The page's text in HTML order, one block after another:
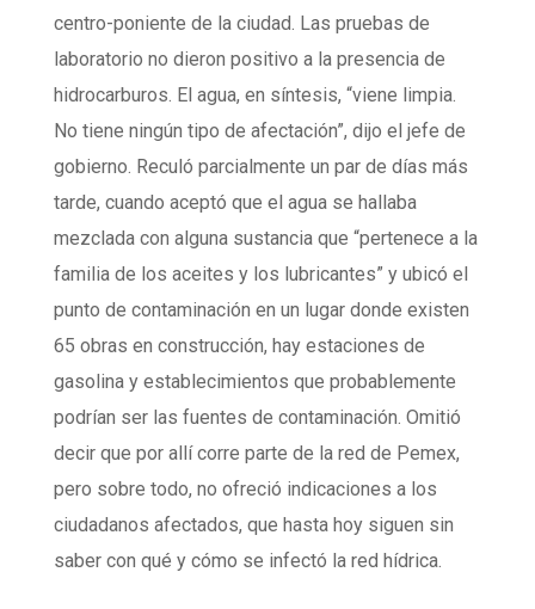
centro-poniente de la ciudad. Las pruebas de
laboratorio no dieron positivo a la presencia de
hidrocarburos. El agua, en síntesis, “viene limpia.
No tiene ningún tipo de afectación”, dijo el jefe de
gobierno. Reculó parcialmente un par de días más
tarde, cuando aceptó que el agua se hallaba
mezclada con alguna sustancia que “pertenece a la
familia de los aceites y los lubricantes” y ubicó el
punto de contaminación en un lugar donde existen
65 obras en construcción, hay estaciones de
gasolina y establecimientos que probablemente
podrían ser las fuentes de contaminación. Omitió
decir que por allí corre parte de la red de Pemex,
pero sobre todo, no ofreció indicaciones a los
ciudadanos afectados, que hasta hoy siguen sin
saber con qué y cómo se infectó la red hídrica.